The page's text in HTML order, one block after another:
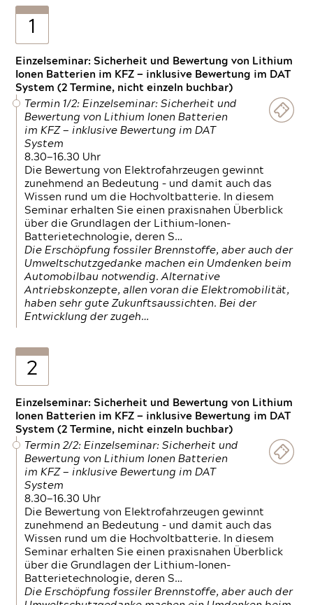
1
Einzelseminar: Sicherheit und Bewertung von Lithium
Ionen Batterien im KFZ — inklusive Bewertung im DAT
System (2 Termine, nicht einzeln buchbar)
Termin 1/2: Einzelseminar: Sicherheit und
Bewertung von Lithium Ionen Batterien
im KFZ — inklusive Bewertung im DAT
System
8.30—16.30 Uhr
Die Bewertung von Elektrofahrzeugen gewinnt
zunehmend an Bedeutung – und damit auch das
Wissen rund um die Hochvoltbatterie. In diesem
Seminar erhalten Sie einen praxisnahen Überblick
über die Grundlagen der Lithium-Ionen-
Batterietechnologie, deren S…
Die Erschöpfung fossiler Brennstoffe, aber auch der
Umweltschutzgedanke machen ein Umdenken beim
Automobilbau notwendig. Alternative
Antriebskonzepte, allen voran die Elektromobilität,
haben sehr gute Zukunftsaussichten. Bei der
Entwicklung der zugeh…
2
Einzelseminar: Sicherheit und Bewertung von Lithium
Ionen Batterien im KFZ — inklusive Bewertung im DAT
System (2 Termine, nicht einzeln buchbar)
Termin 2/2: Einzelseminar: Sicherheit und
Bewertung von Lithium Ionen Batterien
im KFZ — inklusive Bewertung im DAT
System
8.30—16.30 Uhr
Die Bewertung von Elektrofahrzeugen gewinnt
zunehmend an Bedeutung – und damit auch das
Wissen rund um die Hochvoltbatterie. In diesem
Seminar erhalten Sie einen praxisnahen Überblick
über die Grundlagen der Lithium-Ionen-
Batterietechnologie, deren S…
Die Erschöpfung fossiler Brennstoffe, aber auch der